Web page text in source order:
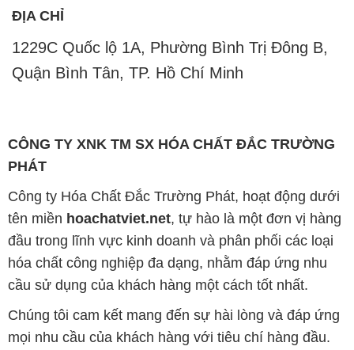
ĐỊA CHỈ
1229C Quốc lộ 1A, Phường Bình Trị Đông B,
Quận Bình Tân, TP. Hồ Chí Minh
CÔNG TY XNK TM SX HÓA CHẤT ĐẮC TRƯỜNG
PHÁT
Công ty Hóa Chất Đắc Trường Phát, hoạt động dưới
tên miền hoachatviet.net, tự hào là một đơn vị hàng
đầu trong lĩnh vực kinh doanh và phân phối các loại
hóa chất công nghiệp đa dạng, nhằm đáp ứng nhu
cầu sử dụng của khách hàng một cách tốt nhất.
Chúng tôi cam kết mang đến sự hài lòng và đáp ứng
mọi nhu cầu của khách hàng với tiêu chí hàng đầu.